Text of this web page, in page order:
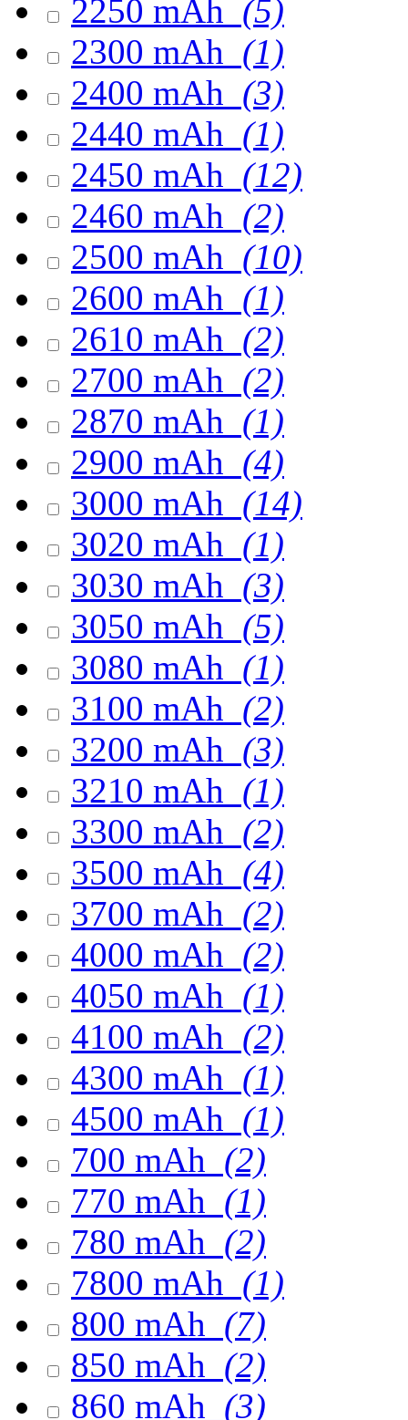
2250 mAh (5)
2300 mAh (1)
2400 mAh (3)
2440 mAh (1)
2450 mAh (12)
2460 mAh (2)
2500 mAh (10)
2600 mAh (1)
2610 mAh (2)
2700 mAh (2)
2870 mAh (1)
2900 mAh (4)
3000 mAh (14)
3020 mAh (1)
3030 mAh (3)
3050 mAh (5)
3080 mAh (1)
3100 mAh (2)
3200 mAh (3)
3210 mAh (1)
3300 mAh (2)
3500 mAh (4)
3700 mAh (2)
4000 mAh (2)
4050 mAh (1)
4100 mAh (2)
4300 mAh (1)
4500 mAh (1)
700 mAh (2)
770 mAh (1)
780 mAh (2)
7800 mAh (1)
800 mAh (7)
850 mAh (2)
860 mAh (3)